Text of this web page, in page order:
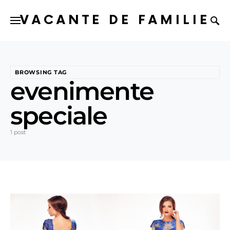
VACANTE DE FAMILIE
BROWSING TAG
evenimente
speciale
1 post